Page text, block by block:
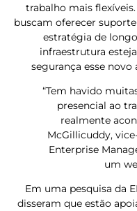
trabalho mais
buscam oferecer
estratégia de
infraestrutura
segurança esse
“Tem havido
presencial ao
realmente
McGillicuddy,
Enterprise
um
Em uma pesquisa da
disseram que estão